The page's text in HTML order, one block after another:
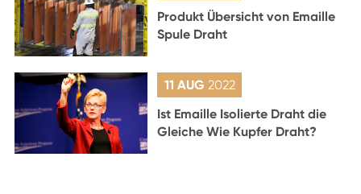
Produkt Übersicht von Emaille
Spule Draht
11 AUG 2022
Ist Emaille Isolierte Draht die
Gleiche Wie Kupfer Draht?